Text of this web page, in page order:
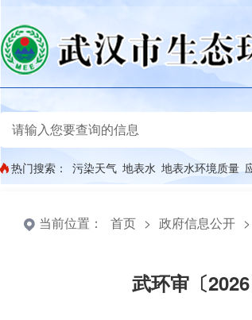
热门搜索： 污染天气 地表水 地表水环境质量
当前位置： 首页 > 政府信息公开 >
武环审〔